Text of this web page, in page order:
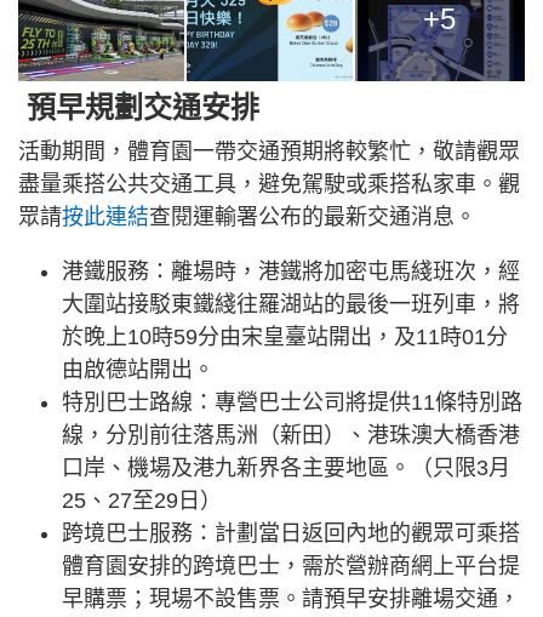
+5
預早規劃交通安排
活動期間，體育園一帶交通預期將較繁忙，敬請觀眾
盡量乘搭公共交通工具，避免駕駛或乘搭私家車。觀
眾請按此連結查閱運輸署公布的最新交通消息。
港鐵服務：離場時，港鐵將加密屯馬綫班次，經
大圍站接駁東鐵綫往羅湖站的最後一班列車，將
於晚上10時59分由宋皇臺站開出，及11時01分
由啟德站開出。
特別巴士路線：專營巴士公司將提供11條特別路
線，分別前往落馬洲（新田）、港珠澳大橋香港
口岸、機場及港九新界各主要地區。（只限3月
25、27至29日）
跨境巴士服務：計劃當日返回內地的觀眾可乘搭
體育園安排的跨境巴士，需於營辦商網上平台提
早購票；現場不設售票。請預早安排離場交通，